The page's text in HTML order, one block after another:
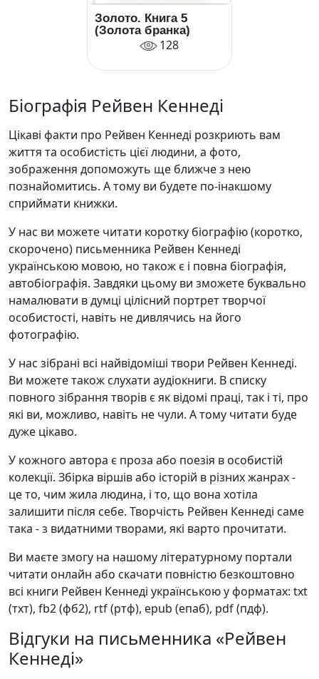
Золото. Книга 5
(Золота бранка)
128
Біографія Рейвен Кеннеді
Цікаві факти про Рейвен Кеннеді розкриють вам
життя та особистість цієї людини, а фото,
зображення допоможуть ще ближче з нею
познайомитись. А тому ви будете по-інакшому
сприймати книжки.
У нас ви можете читати коротку біографію (коротко,
скорочено) письменника Рейвен Кеннеді
українською мовою, но також є і повна біографія,
автобіографія. Завдяки цьому ви зможете буквально
намалювати в думці цілісний портрет творчої
особистості, навіть не дивлячись на його
фотографію.
У нас зібрані всі найвідоміші твори Рейвен Кеннеді.
Ви можете також слухати аудіокниги. В списку
повного зібрання творів є як відомі праці, так і ті, про
які ви, можливо, навіть не чули. А тому читати буде
дуже цікаво.
У кожного автора є проза або поезія в особистій
колекції. Збірка віршів або історій в різних жанрах -
це то, чим жила людина, і то, що вона хотіла
залишити після себе. Творчість Рейвен Кеннеді саме
така - з видатними творами, які варто прочитати.
Ви маєте змогу на нашому літературному портали
читати онлайн або скачати повністю безкоштовно
всі книги Рейвен Кеннеді українською у форматах: txt
(тхт), fb2 (фб2), rtf (ртф), epub (епаб), pdf (пдф).
Відгуки на письменника «Рейвен
Кеннеді»